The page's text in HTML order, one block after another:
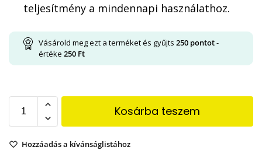
teljesítmény a mindennapi használathoz.
Vásárold meg ezt a terméket és gyűjts 250 pontot-
értéke 250 Ft
Kosárba teszem
Hozzáadás a kívánságlistához